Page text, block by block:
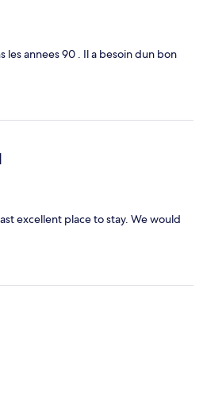
les annees 90 . Il a besoin dun bon
excellent place to stay. We would